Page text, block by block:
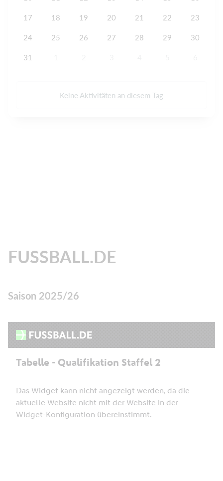
17 18 19 20 21 22 23
24 25 26 27 28 29 30
31
Keine Aktivitäten an diesem Tag
FUSSBALL.DE
Saison 2025/26